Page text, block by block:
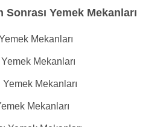
Yemek Mekanları
Mekanları
Mekanları
Mekanları
Mekanları